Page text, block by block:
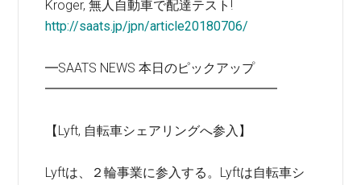
Kroger, 無人自動車で配達テスト!
http://saats.jp/jpn/article20180706/
━SAATS NEWS 本日のピックアップ
━━━━━━━━━━━━━━━━━━
【Lyft, 自転車シェアリングへ参入】
Lyftは、２輪事業に参入する。Lyftは自転車シ